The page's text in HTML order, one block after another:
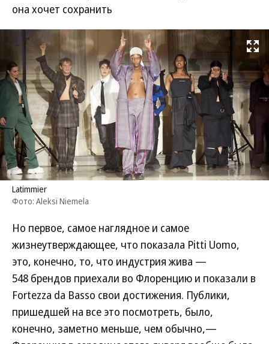
она хочет сохранить
Развернуть
Latimmier
Фото: Aleksi Niemela
Но первое, самое наглядное и самое
жизнеутверждающее, что показала Pitti Uomo,
это, конечно, то, что индустрия жива —
548 брендов приехали во Флоренцию и показали в
Fortezza da Basso свои достижения. Публики,
пришедшей на все это посмотреть, было,
конечно, заметно меньше, чем обычно,—